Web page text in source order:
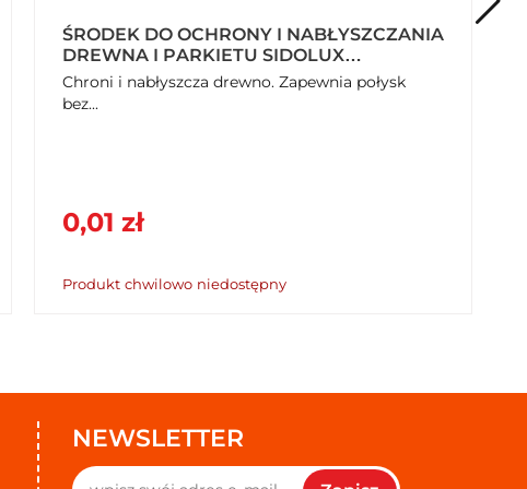
ŚRODEK DO OCHRONY I NABŁYSZCZANIA
DREWNA I PARKIETU SIDOLUX
NABŁYSZCZANIE 500 ML
Chroni i nabłyszcza drewno. Zapewnia połysk
bez...
0,01 zł
Produkt chwilowo niedostępny
NEWSLETTER